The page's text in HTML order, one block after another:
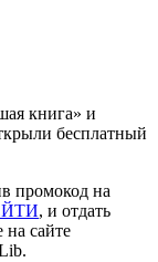
книга» и
бесплатный
промокод на
, и отдать
на сайте